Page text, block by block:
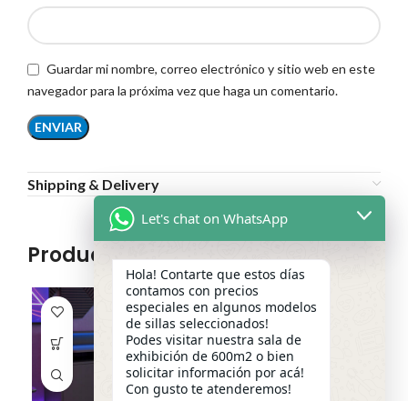
Guardar mi nombre, correo electrónico y sitio web en este
navegador para la próxima vez que haga un comentario.
Shipping & Delivery
Productos relacionados
Let's chat on WhatsApp
Hola! Contarte que estos días
contamos con precios
especiales en algunos modelos
de sillas seleccionados!
Podes visitar nuestra sala de
exhibición de 600m2 o bien
solicitar información por acá!
Con gusto te atenderemos!